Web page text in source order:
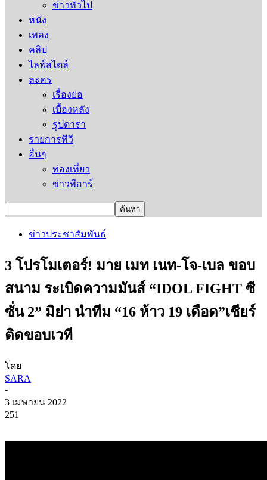
ข่าวทั่วไป
หนัง
เพลง
คลิป
ไลฟ์สไตล์
ละคร
เรื่องย่อ
เบื้องหลัง
รูปดารา
รายการทีวี
อื่นๆ
ท่องเที่ยว
ข่าวพีอาร์
ข่าวประชาสัมพันธ์
3 โปรโมเตอร์! มาย เมท เนท-โจ-เบล ขอบ
สนาม ระเบิดความมันส์ “IDOL FIGHT ซี
ซั่น 2” มิย่า นำทีม “16 ห้าว 19 เดือด”เชียร์
ติดขอบเวที
โดย
SARA
-
3 เมษายน 2022
251